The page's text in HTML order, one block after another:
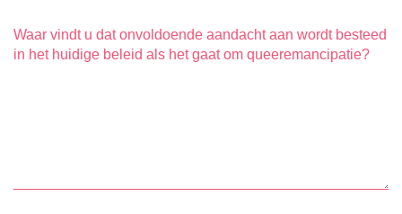
Waar vindt u dat onvoldoende aandacht aan wordt besteed
in het huidige beleid als het gaat om queeremancipatie?